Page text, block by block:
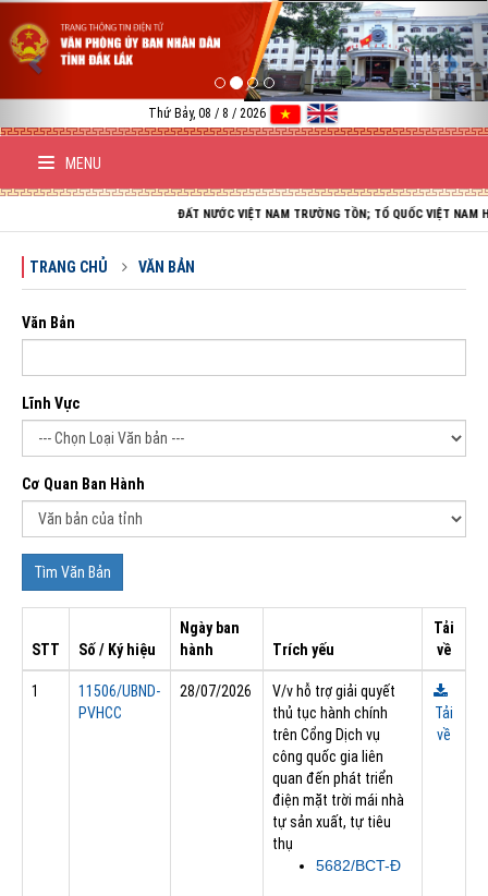
Thứ Bảy, 08 / 8 / 2026
MENU
ĐẤT NƯỚC VIỆT NAM TRƯỜNG TỒN; TỔ QUỐC VIỆT NAM HÒA
TRANG CHỦ VĂN BẢN
Văn Bản
Lĩnh Vực
Cơ Quan Ban Hành
STT Số / Ký hiệu
Ngày ban
hành
Trích yếu
Tải
về
1
11506/UBND-
PVHCC
28/07/2026
V/v hỗ trợ giải quyết
thủ tục hành chính
trên Cổng Dịch vụ
công quốc gia liên
quan đến phát triển
điện mặt trời mái nhà
tự sản xuất, tự tiêu
thụ
5682/BCT-Đ
Tải
về